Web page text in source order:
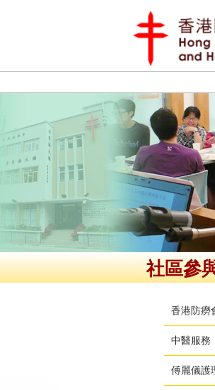
社區參
香港防癆
中醫服務
傅麗儀護